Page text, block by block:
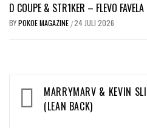
D COUPE & STR1KER – FLEVO
BYPOKOE MAGAZINE /24 JULI 2026
Bericht
navigatie
MARRYMARV & KEVIN
(LEAN BACK)